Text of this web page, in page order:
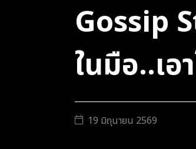
Gossip
ในมือ..เอ
19 มิถุนายน 2569